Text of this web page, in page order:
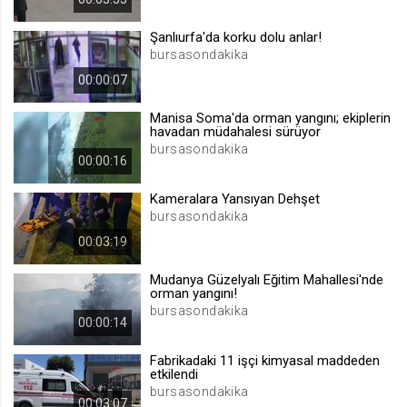
Site içeriği önerme
voteLike*
.web.tv
1 ay
.web.tv
İsimsiz ziyaretçi için site içeriği
00:00:07
Şanlıurfa'da korku dolu anlar!
bursasondakika
00:00:16
Manisa Soma'da orman yangını; ekiplerin
havadan müdahalesi sürüyor
bursasondakika
00:03:19
Kameralara Yansıyan Dehşet
bursasondakika
00:00:14
Mudanya Güzelyalı Eğitim Mahallesi'nde
orman yangını!
bursasondakika
00:03:07
Fabrikadaki 11 işçi kimyasal maddeden
etkilendi
bursasondakika